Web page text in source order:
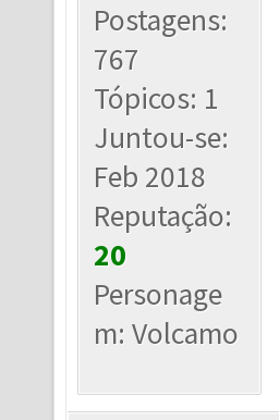
Postagens:
767
Tópicos: 1
Juntou-se:
Feb 2018
Reputação:
20
Personage
m: Volcamo